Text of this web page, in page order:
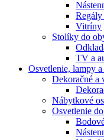
Regály
Vitríny
Stolíky do
TV a
Osvetlenie, lampy a
Dekoračné a
Nábytkové
Osvetlenie